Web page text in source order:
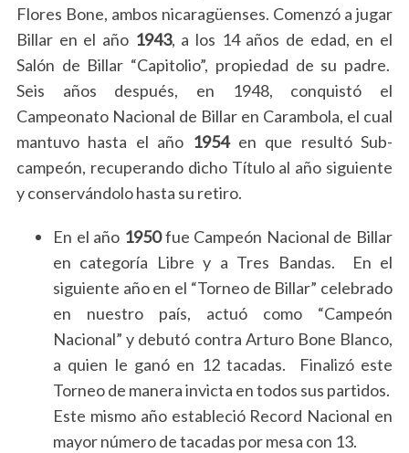
Flores Bone, ambos nicaragüenses. Comenzó a jugar
Billar en el año 1943, a los 14 años de edad, en el
Salón de Billar “Capitolio”, propiedad de su padre.
Seis años después, en 1948, conquistó el
Campeonato Nacional de Billar en Carambola, el cual
mantuvo hasta el año 1954en que resultó Sub-
campeón, recuperando dicho Título al año siguiente
y conservándolo hasta su retiro.
En el año 1950fue Campeón Nacional de Billar
en categoría Libre y a Tres Bandas. En el
siguiente año en el “Torneo de Billar” celebrado
en nuestro país, actuó como “Campeón
Nacional” y debutó contra Arturo Bone Blanco,
a quien le ganó en 12 tacadas. Finalizó este
Torneo de manera invicta en todos sus partidos.
Este mismo año estableció Record Nacional en
mayor número de tacadas por mesa con 13.